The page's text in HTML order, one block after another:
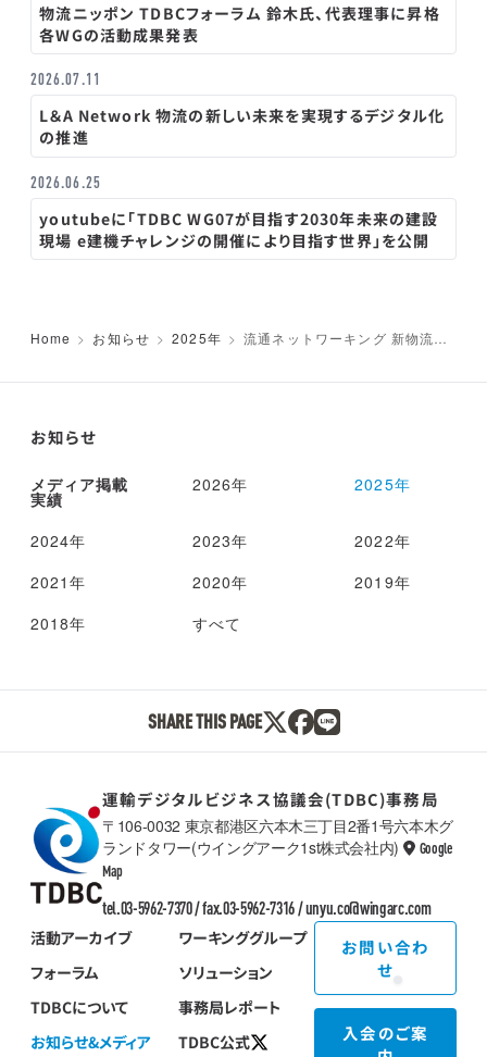
物流ニッポン TDBCフォーラム 鈴木氏、代表理事に昇格
各WGの活動成果発表
2026.07.11
L＆A Network 物流の新しい未来を実現するデジタル化
の推進
2026.06.25
youtubeに「TDBC WG07が目指す2030年未来の建設
現場 e建機チャレンジの開催により目指す世界」を公開
Home お知らせ 2025年
流通ネットワーキング 新物流2
お知らせ
メディア掲載
実績
2026年 2025年
2024年 2023年
2022年
2021年
2020年
2019年
2018年
すべて
SHARE THIS PAGE
TDBC
運輸デジタルビジネス協議会(TDBC)事務局
〒106-0032 東京都港区六本木三丁目2番1号六本木グ
ランドタワー(ウイングアーク1st株式会社内)
Google
Map
tel.03-5962-7370 / fax.03-5962-7316 /unyu.co@wingarc.com
活動アーカイブ
ワーキンググループ
フォーラム
ソリューション
TDBCについて
事務局レポート
お知らせ&メディア
TDBC公式
お問い合わ
せ
入会のご案